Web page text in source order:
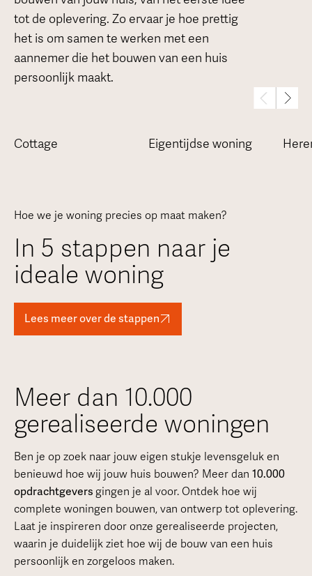
tot de oplevering. Zo ervaar je hoe prettig
het is om samen te werken met een
aannemer die het bouwen van een huis
persoonlijk maakt.
Cottage Eigentijdse woning
Hoe we je woning precies op maat maken?
In 5 stappen naar je
ideale woning
Lees meer over de stappen
Meer dan 10.000
gerealiseerde woningen
Ben je op zoek naar jouw eigen stukje levensgeluk en
benieuwd hoe wij jouw huis bouwen? Meer dan 10.000
opdrachtgevers gingen je al voor. Ontdek hoe wij
complete woningen bouwen, van ontwerp tot oplevering.
Laat je inspireren door onze gerealiseerde projecten,
waarin je duidelijk ziet hoe wij de bouw van een huis
persoonlijk en zorgeloos maken.